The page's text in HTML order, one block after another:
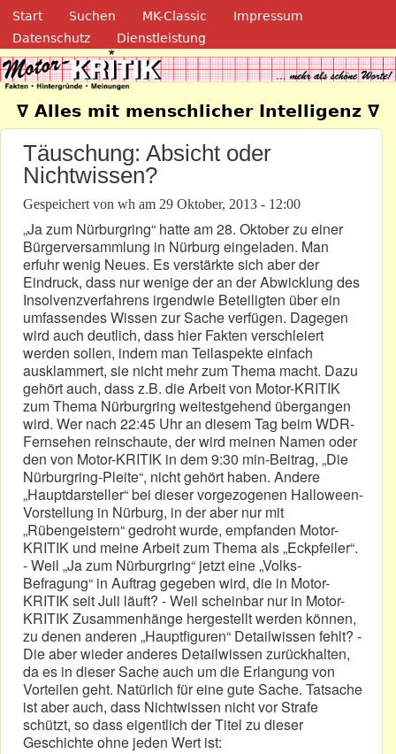
Direkt zum Inhalt
Navigation
Start Suchen MK-Classic
Impressum
Datenschutz
Dienstleistung
Motor-Kritik.de
∇ Alles mit menschlicher Intelligenz ∇
Täuschung: Absicht oder
Nichtwissen?
Gespeichert von wh am 29 Oktober, 2013 - 12:00
„Ja zum Nürburgring“ hatte am 28. Oktober zu einer
Bürgerversammlung in Nürburg eingeladen. Man
erfuhr wenig Neues. Es verstärkte sich aber der
Eindruck, dass nur wenige der an der Abwicklung des
Insolvenzverfahrens irgendwie Beteiligten über ein
umfassendes Wissen zur Sache verfügen. Dagegen
wird auch deutlich, dass hier Fakten verschleiert
werden sollen, indem man Teilaspekte einfach
ausklammert, sie nicht mehr zum Thema macht. Dazu
gehört auch, dass z.B. die Arbeit von Motor-KRITIK
zum Thema Nürburgring weitestgehend übergangen
wird. Wer nach 22:45 Uhr an diesem Tag beim WDR-
Fernsehen reinschaute, der wird meinen Namen oder
den von Motor-KRITIK in dem 9:30 min-Beitrag, „Die
Nürburgring-Pleite“, nicht gehört haben. Andere
„Hauptdarsteller“ bei dieser vorgezogenen Halloween-
Vorstellung in Nürburg, in der aber nur mit
„Rübengeistern“ gedroht wurde, empfanden Motor-
KRITIK und meine Arbeit zum Thema als „Eckpfeiler“.
- Weil „Ja zum Nürburgring“ jetzt eine „Volks-
Befragung“ in Auftrag gegeben wird, die in Motor-
KRITIK seit Juli läuft? - Weil scheinbar nur in Motor-
KRITIK Zusammenhänge hergestellt werden können,
zu denen anderen „Hauptfiguren“ Detailwissen fehlt? -
Die aber wieder anderes Detailwissen zurückhalten,
da es in dieser Sache auch um die Erlangung von
Vorteilen geht. Natürlich für eine gute Sache. Tatsache
ist aber auch, dass Nichtwissen nicht vor Strafe
schützt, so dass eigentlich der Titel zu dieser
Geschichte ohne jeden Wert ist: